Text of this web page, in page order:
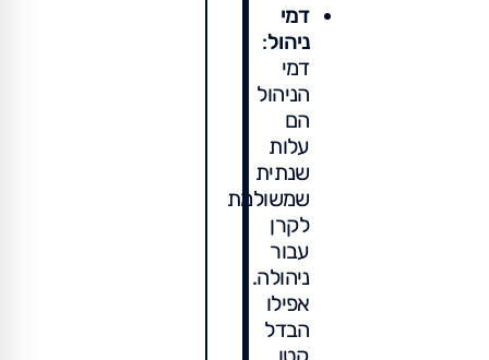
דמי
ניהול:
דמי
הניהול
הם
עלות
שנתית
שמשולמת
לקרן
עבור
ניהולה.
אפילו
הבדל